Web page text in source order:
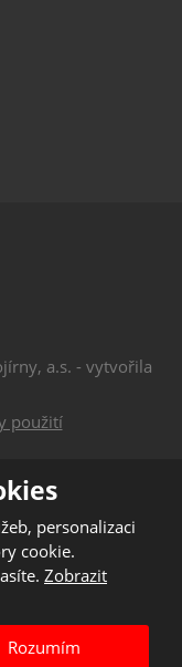
a.s. - vytvořila
použití
a platí
personalizaci
cookie.
Zobrazit
Rozumím